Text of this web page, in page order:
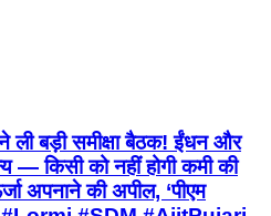
ली बड़ी समीक्षा बैठक! ईंधन और
— किसी को नहीं होगी कमी की
अपनाने की अपील, ‘पीएम